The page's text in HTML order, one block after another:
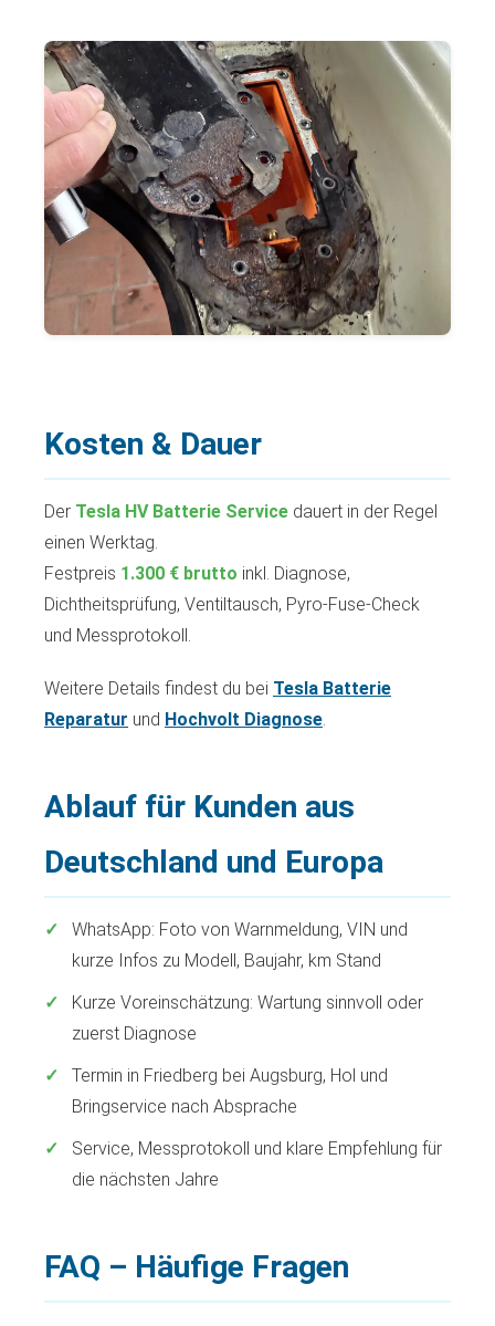
Kosten & Dauer
Der Tesla HV Batterie Service dauert in der Regel
einen Werktag.
Festpreis 1.300 € brutto inkl. Diagnose,
Dichtheitsprüfung, Ventiltausch, Pyro-Fuse-Check
und Messprotokoll.
Weitere Details findest du bei Tesla Batterie
Reparatur und Hochvolt Diagnose.
Ablauf für Kunden aus
Deutschland und Europa
WhatsApp: Foto von Warnmeldung, VIN und
kurze Infos zu Modell, Baujahr, km Stand
Kurze Voreinschätzung: Wartung sinnvoll oder
zuerst Diagnose
Termin in Friedberg bei Augsburg, Hol und
Bringservice nach Absprache
Service, Messprotokoll und klare Empfehlung für
die nächsten Jahre
FAQ – Häufige Fragen